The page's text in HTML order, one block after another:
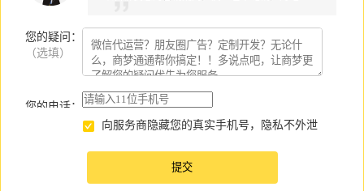
您的疑问
（选填）
：
您的电话：
向服务商隐藏您的真实手机号，隐私不外泄